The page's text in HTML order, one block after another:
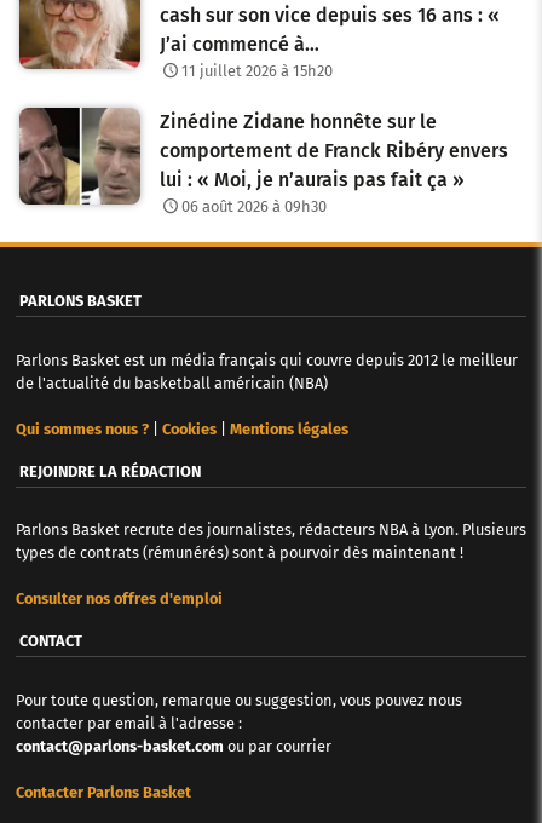
cash sur son vice depuis ses 16 ans : «
J’ai commencé à…
11 juillet 2026 à 15h20
Zinédine Zidane honnête sur le
comportement de Franck Ribéry envers
lui : « Moi, je n’aurais pas fait ça »
06 août 2026 à 09h30
PARLONS BASKET
Parlons Basket est un média français qui couvre depuis 2012 le meilleur
de l'actualité du basketball américain (NBA)
Qui sommes nous ?| Cookies| Mentions légales
REJOINDRE LA RÉDACTION
Parlons Basket recrute des journalistes, rédacteurs NBA à Lyon. Plusieurs
types de contrats (rémunérés) sont à pourvoir dès maintenant !
Consulter nos offres d'emploi
CONTACT
Pour toute question, remarque ou suggestion, vous pouvez nous
contacter par email à l'adresse :
contact@parlons-basket.com ou par courrier
Contacter Parlons Basket